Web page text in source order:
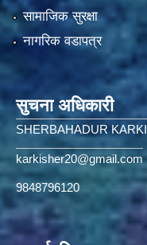
सामाजिक सुरक्षा
नागरिक वडापत्र
सुचना अधिकारी
SHERBAHADUR KARKI
karkisher20@gmail.com
9848796120